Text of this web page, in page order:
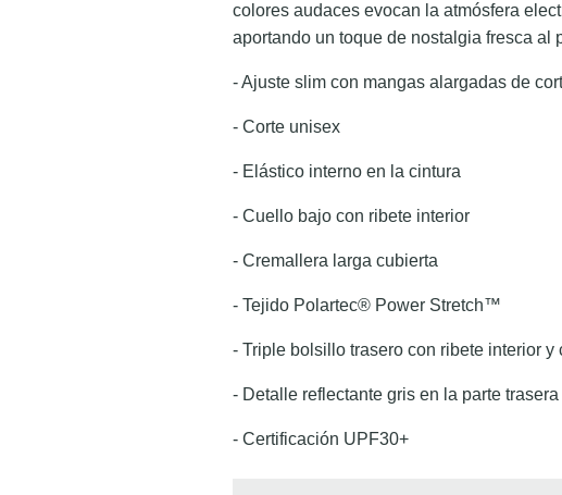
colores audaces evocan la atmósfera
aportando un toque de nostalgia fresca al
- Ajuste slim con mangas alargadas de
- Corte unisex
- Elástico interno en la cintura
- Cuello bajo con ribete interior
- Cremallera larga cubierta
- Tejido Polartec® Power Stretch™
- Triple bolsillo trasero con ribete interior
- Detalle reflectante gris en la parte trasera
- Certificación UPF30+